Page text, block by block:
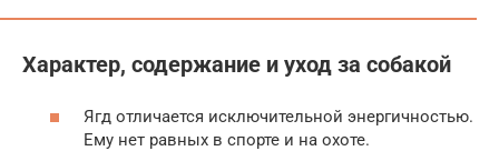
Характер, содержание и уход за собакой
Ягд отличается исключительной энергичностью.
Ему нет равных в спорте и на охоте.